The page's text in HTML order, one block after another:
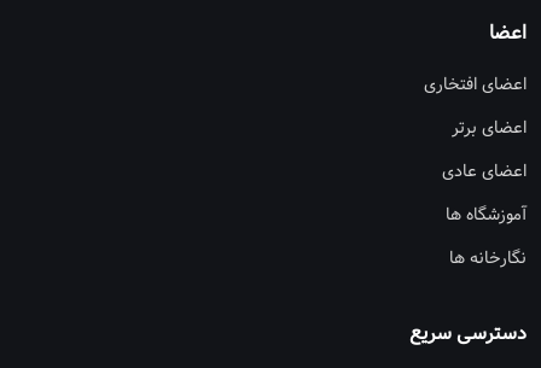
اعضا
اعضای افتخاری
اعضای برتر
اعضای عادی
آموزشگاه ها
نگارخانه ها
دسترسی سریع